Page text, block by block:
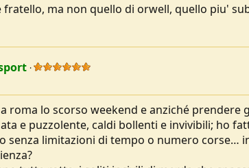
ma non quello di orwell, quello piu'
roma lo scorso weekend e anziché prendere
e puzzolente, caldi bollenti e invivibili; ho
senza limitazioni di tempo o numero corse…